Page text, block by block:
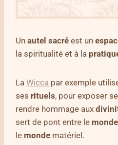
Un autel sacré est un
la spiritualité et à la
La Wicca par exemple
ses rituels, pour exposer
rendre hommage aux
sert de pont entre le monde
le monde matériel.